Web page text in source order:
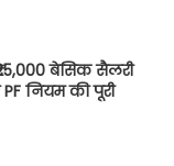
बेसिक सैलरी
नियम की पूरी